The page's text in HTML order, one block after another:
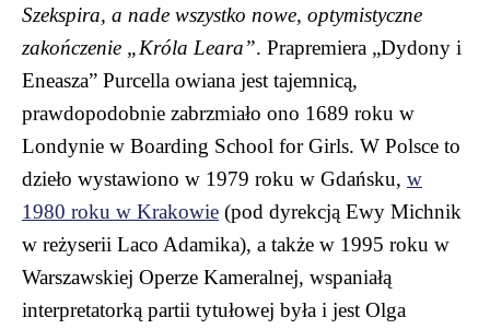
Szekspira, a nade wszystko nowe, optymistyczne
zakończenie „Króla Leara”. Prapremiera „Dydony i
Eneasza” Purcella owiana jest tajemnicą,
prawdopodobnie zabrzmiało ono 1689 roku w
Londynie w Boarding School for Girls. W Polsce to
dzieło wystawiono w 1979 roku w Gdańsku, w
1980 roku w Krakowie (pod dyrekcją Ewy Michnik
w reżyserii Laco Adamika), a także w 1995 roku w
Warszawskiej Operze Kameralnej, wspaniałą
interpretatorką partii tytułowej była i jest Olga